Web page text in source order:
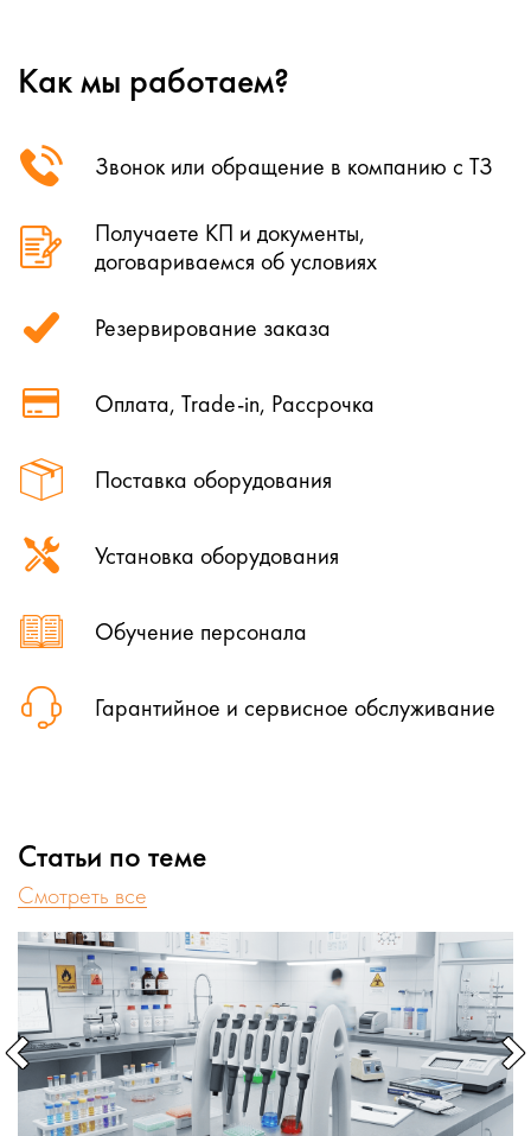
Как мы работаем?
Звонок или обращение в компанию с ТЗ
Поставка оборудования
Получаете КП и документы,
договариваемся об условиях
Установка оборудования
Резервирование заказа
Обучение персонала
Оплата, Trade-in, Рассрочка
Гарантийное и сервисное обслуживание
Статьи по теме
Cмотреть все